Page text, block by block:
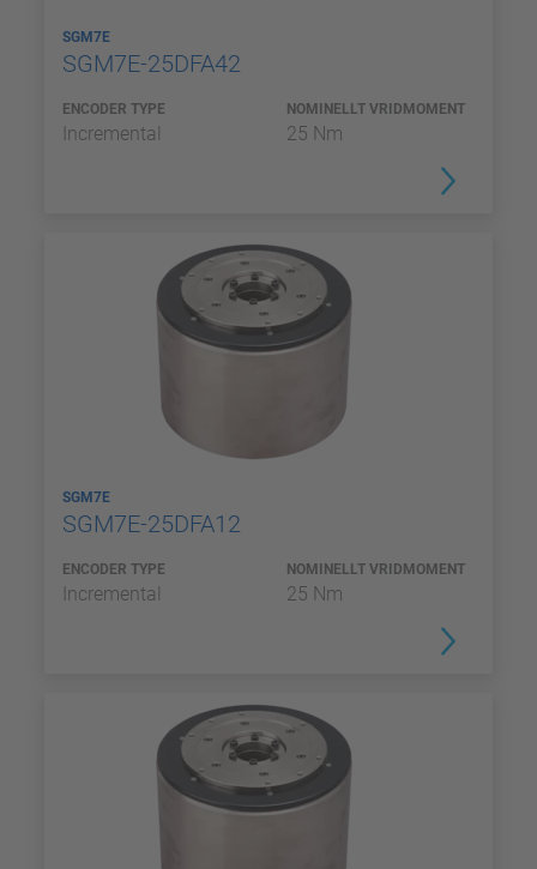
SGM7E
SGM7E-25DFA42
ENCODER TYPE
Incremental
NOMINELLT VRIDMOMENT
25 Nm
SGM7E
SGM7E-25DFA12
ENCODER TYPE
Incremental
NOMINELLT VRIDMOMENT
25 Nm